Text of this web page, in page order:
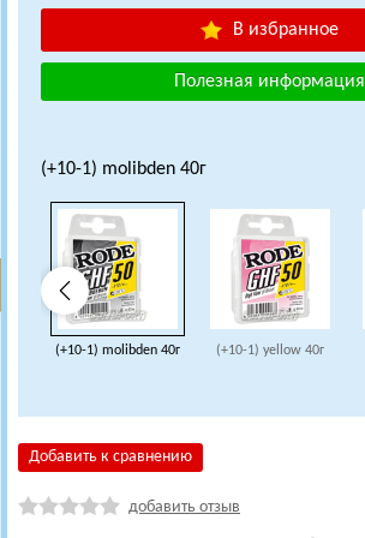
В избранное
Полезная информация
(+10-1) molibden 40г
(+10-1) molibden 40г (+10-1) yellow 40г
Добавить к сравнению
добавить отзыв